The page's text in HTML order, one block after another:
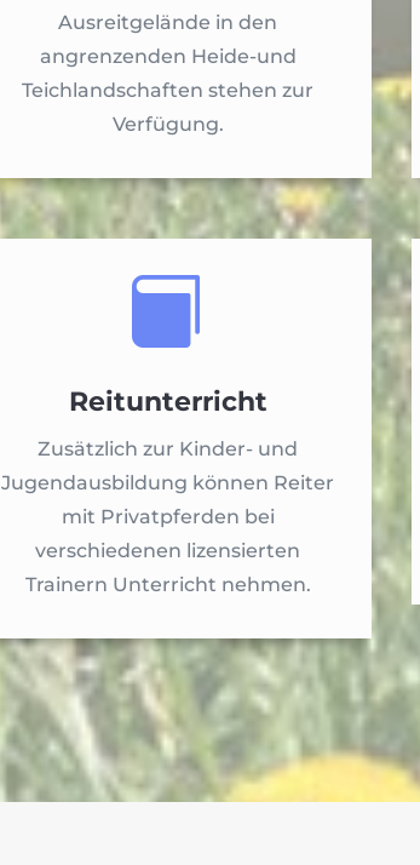
Ausreitgelände in den
angrenzenden Heide-und
Teichlandschaften stehen zur
Verfügung.

Reitunterricht
Zusätzlich zur Kinder- und
Jugendausbildung können Reiter
mit Privatpferden bei
verschiedenen lizensierten
Trainern Unterricht nehmen.